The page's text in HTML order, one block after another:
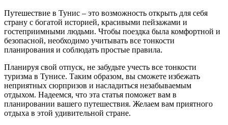
Путешествие в Тунис – это возможность открыть для себя
страну с богатой историей, красивыми пейзажами и
гостеприимными людьми. Чтобы поездка была комфортной и
безопасной, необходимо учитывать все тонкости
планирования и соблюдать простые правила.
Планируя свой отпуск, не забудьте учесть все тонкости
туризма в Тунисе. Таким образом, вы сможете избежать
неприятных сюрпризов и насладиться незабываемым
отдыхом. Надеемся, что эта статья поможет вам в
планировании вашего путешествия. Желаем вам приятного
отдыха в этой удивительной стране.